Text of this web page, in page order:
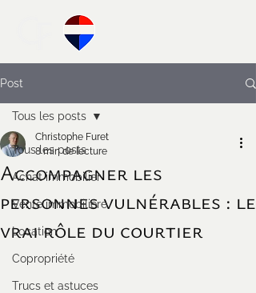
Post
Tous les posts
Achat immobilier
Vente immobilière
Location
Copropriété
Trucs et astuces
Tous les posts
Accompagner les
personnes vulnérables : le
vrai rôle du courtier
Christophe Furet
8 min de lecture